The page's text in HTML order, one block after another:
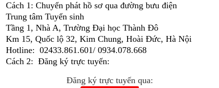
Cách 1: Chuyển phát hồ sơ qua đường bưu điện
Trung tâm Tuyển sinh
Tầng 1, Nhà A, Trường Đại học Thành Đô
Km 15, Quốc lộ 32, Kim Chung, Hoài Đức, Hà Nội
Hotline: 02433.861.601/ 0934.078.668
Cách 2: Đăng ký trực tuyến:
Đăng ký trực tuyến qua: